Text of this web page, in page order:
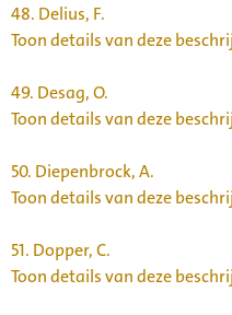
48. Delius, F.
Toon details van deze
49. Desag, O.
Toon details van deze
50. Diepenbrock, A.
Toon details van deze
51. Dopper, C.
Toon details van deze